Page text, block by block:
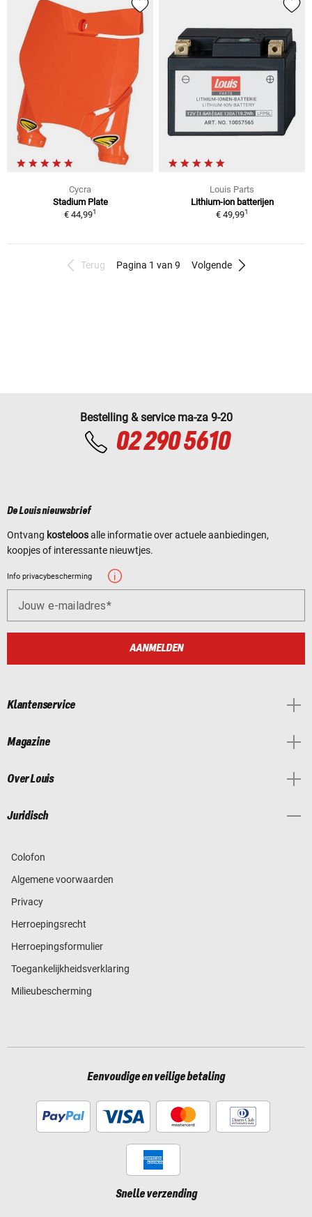
Cycra
Stadium Plate
€ 44,991
Louis Parts
Lithium-ion batterijen
€ 49,991
Terug Pagina 1 van 9 Volgende
Bestelling & service ma-za 9-20
02 290 5610
De Louis nieuwsbrief
Ontvang kosteloosalle informatie over actuele aanbiedingen,
koopjes of interessante nieuwtjes.
Info privacybescherming
Jouw e-mailadres
AANMELDEN
Klantenservice
Magazine
Over Louis
Juridisch
Colofon
Algemene voorwaarden
Privacy
Herroepingsrecht
Herroepingsformulier
Toegankelijkheidsverklaring
Milieubescherming
Eenvoudige en veilige betaling
Snelle verzending